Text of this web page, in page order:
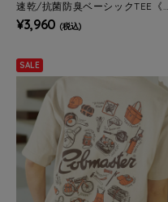
速乾/抗菌防臭ベーシックTEE《ス
タンダードロゴ》(MENS)
¥3,960 (税込)
SALE